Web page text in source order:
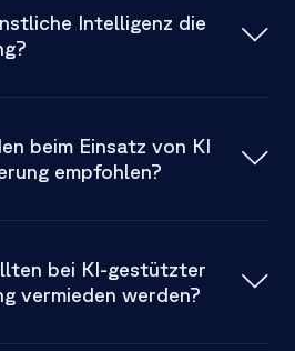
Intelligenz die
beim Einsatz von KI
empfohlen?
bei KI-gestützter
vermieden werden?